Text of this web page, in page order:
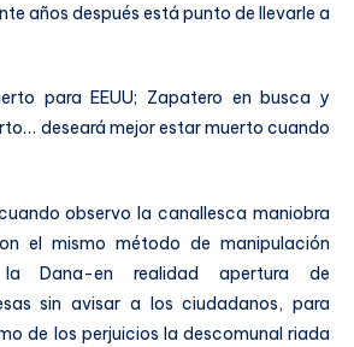
años después está punto de llevarle a
para EEUU; Zapatero en busca y
deseará mejor estar muerto cuando
observo la canallesca maniobra
el mismo método de manipulación
la Dana-en realidad apertura de
sin avisar a los ciudadanos, para
de los perjuicios la descomunal riada